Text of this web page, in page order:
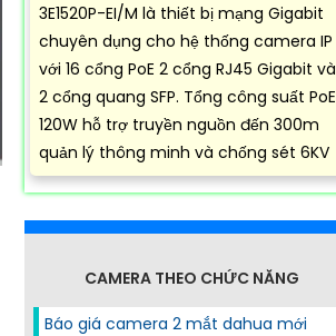
3E1520P-EI/M là thiết bị mạng Gigabit
chuyên dụng cho hệ thống camera IP
với 16 cổng PoE 2 cổng RJ45 Gigabit và
2 cổng quang SFP. Tổng công suất PoE
120W hỗ trợ truyền nguồn đến 300m
quản lý thông minh và chống sét 6KV
CAMERA THEO CHỨC NĂNG
Báo giá camera 2 mắt dahua mới